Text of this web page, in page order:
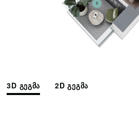
5
3D გეგმა 2D გეგმა